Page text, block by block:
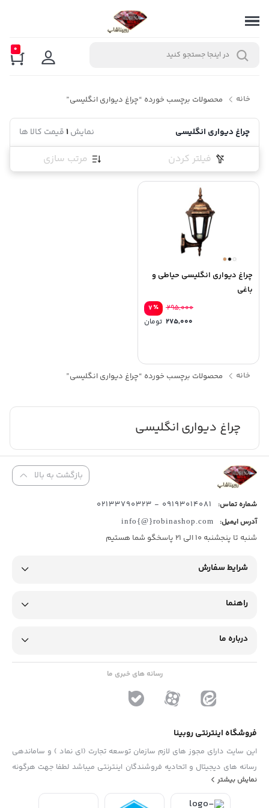
0
خانه محصولات برچسب خورده “چراغ دیواری انگلیسی”
چراغ دیواری انگلیسی نمایش1قیمت کالا ها
فیلتر کردن مرتب سازی
چراغ دیواری انگلیسی حیاطی و
باغی
٪۷
۲۹۵,۰۰۰
۲۷۵,۰۰۰ تومان
خانه محصولات برچسب خورده “چراغ دیواری انگلیسی”
چراغ دیواری انگلیسی
بازگشت به بالا
شماره تماس: 09193014081 - 02133790323
آدرس ایمیل: info{@}robinashop.com
شنبه تا پنجشنبه 10 الی 21 پاسخگو شما هستیم
شرایط سفارش
راهنما
درباره ما
رسانه های خبری ما
فروشگاه اینترنتی روبینا
این سایت دارای مجوز های لازم سازمان توسعه تجارت (ای نماد ) و ساماندهی
رسانه های دیجیتال و اتحادیه فروشندگان اینترنتی میباشد لطفا جهت هرگونه
پیشنهاد ، انتفاد و یا شکایات از فرم "تماس با ما" استفاده نمایید . تلفن های
نمایش بیشتر